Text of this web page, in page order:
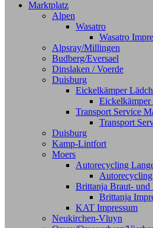
Marktplatz
Alpen
Wasatro
Wasatro
Alpsray/Millingen
Budberg/Eversael
Dinslaken / Voerde
Duisburg
Eickelkämper
Eickelkämper
Transport Service
Transport
Duisburg
Kamp-Lintfort
Moers
Autorecycling
Brittanja Braut- und
Brittanja
KAT Impressum
Neukirchen-Vluyn